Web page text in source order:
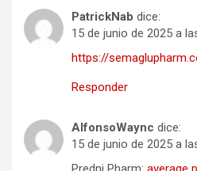
PatrickNab dice:
15 de junio de 2025 a
https://
Responder
AlfonsoWaync dice:
15 de junio de 2025 a